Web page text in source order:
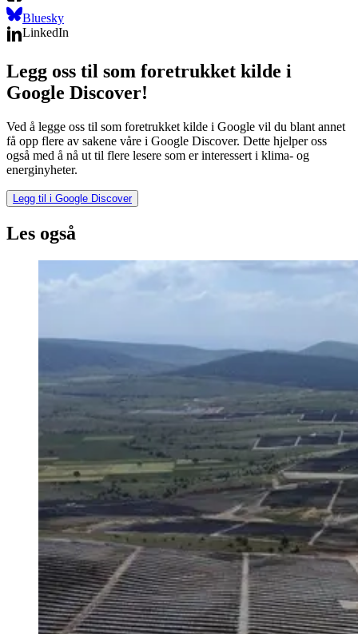
Bluesky
LinkedIn
Legg oss til som foretrukket kilde i
Google Discover!
Ved å legge oss til som foretrukket kilde i Google vil du blant annet
få opp flere av sakene våre i Google Discover. Dette hjelper oss
også med å nå ut til flere lesere som er interessert i klima- og
energinyheter.
Legg til i Google Discover
Les også